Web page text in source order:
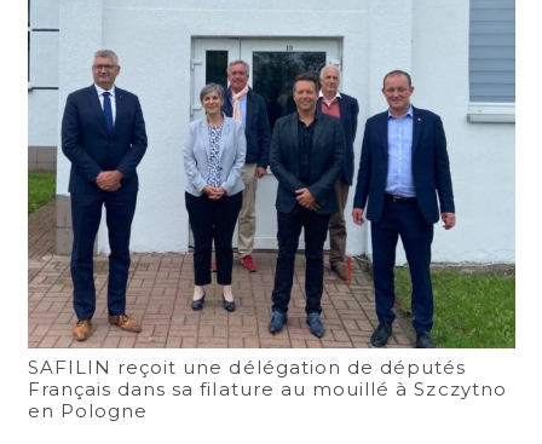
SAFILIN reçoit une délégation de députés
Français dans sa filature au mouillé à Szczytno
en Pologne